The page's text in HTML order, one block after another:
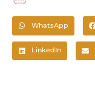
WhatsApp
LinkedIn